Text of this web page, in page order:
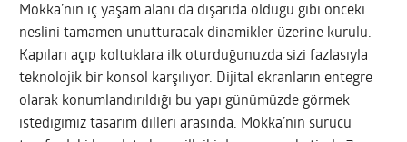
Mokka’nın iç yaşam alanı da dışarıda olduğu gibi önceki
neslini tamamen unutturacak dinamikler üzerine kurulu.
Kapıları açıp koltuklara ilk oturduğunuzda sizi fazlasıyla
teknolojik bir konsol karşılıyor. Dijital ekranların entegre
olarak konumlandırıldığı bu yapı günümüzde görmek
istediğimiz tasarım dilleri arasında. Mokka’nın sürücü